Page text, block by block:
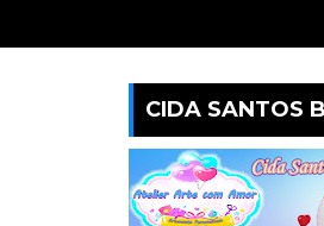
CIDA SANTOS